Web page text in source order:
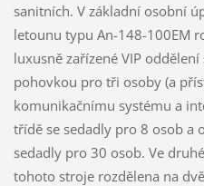
sanitních. V základní osobní
letounu typu An-148-100EM
luxusně zařízené VIP
pohovkou pro tři osoby (a
komunikačnímu systému a
třídě se sedadly pro 8 osob a
sedadly pro 30 osob. Ve
tohoto stroje rozdělena na